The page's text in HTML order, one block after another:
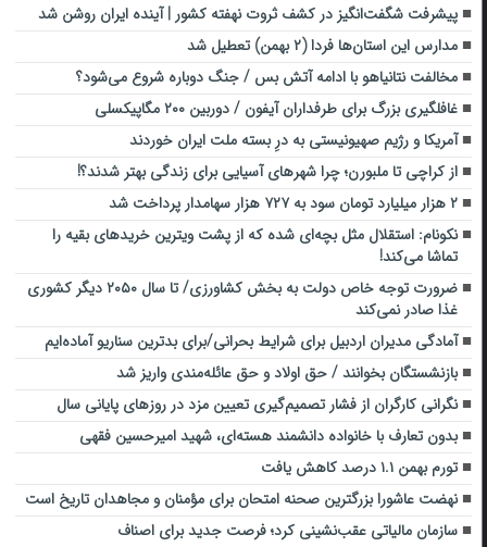
پیشرفت شگفت‌انگیز در کشف ثروت نهفته کشور | آینده ایران روشن شد
مدارس این استان‌ها فردا (۲ بهمن) تعطیل شد
مخالفت نتانیاهو با ادامه آتش بس / جنگ دوباره شروع می‌شود؟
غافلگیری بزرگ برای طرفداران آیفون / دوربین ۲۰۰ مگاپیکسلی
آمریکا و رژیم صهیونیستی به درِ بسته ملت ایران خوردند
از کراچی تا ملبورن؛ چرا شهرهای آسیایی برای زندگی بهتر شدند؟!
۲ هزار میلیارد تومان سود به ۷۲۷ هزار سهامدار پرداخت شد
نکونام: استقلال مثل بچه‌ای شده که از پشت ویترین خریدهای بقیه را
تماشا می‌کند!
ضرورت توجه خاص دولت به بخش کشاورزی/ تا سال ۲۰۵۰ دیگر کشوری
غذا صادر نمی‌کند
آمادگی مدیران اردبیل برای شرایط بحرانی/برای بدترین سناریو آماده‌ایم
بازنشستگان بخوانند / حق اولاد و حق عائله‌مندی واریز شد
نگرانی کارگران از فشار تصمیم‌گیری تعیین مزد در روزهای پایانی سال
بدون تعارف با خانواده دانشمند هسته‌ای، شهید امیرحسین فقهی
تورم بهمن ۱.۱ درصد کاهش یافت
نهضت عاشورا بزرگترین صحنه امتحان برای مؤمنان و مجاهدان تاریخ است
سازمان مالیاتی عقب‌نشینی کرد؛ فرصت جدید برای اصناف